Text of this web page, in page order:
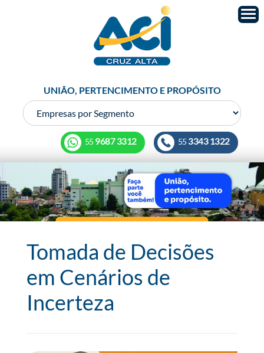
UNIÃO, PERTENCIMENTO E PROPÓSITO
55 3343 1322
55 9687 3312
Tomada de Decisões
em Cenários de
Incerteza